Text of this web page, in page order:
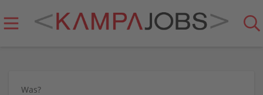
Was?